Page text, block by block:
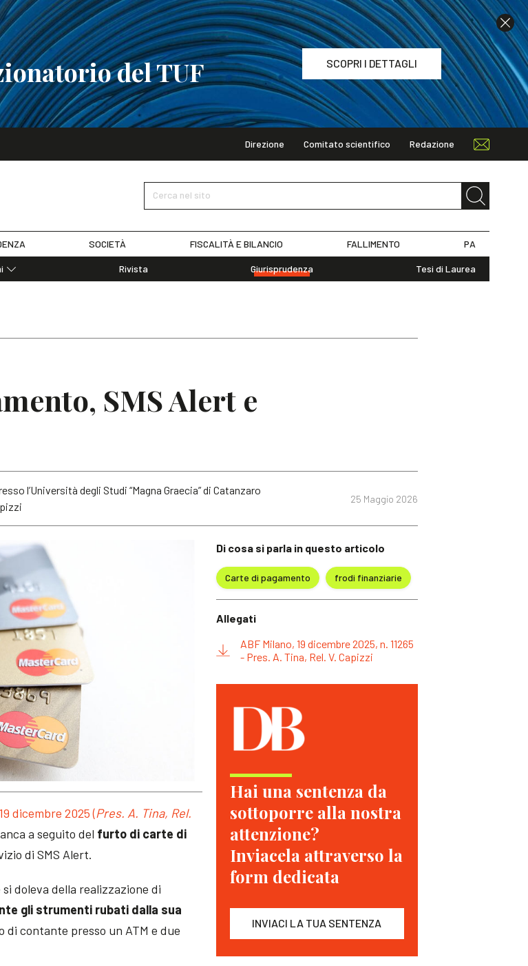
del TUF SCOPRI I DETTAGLI
Direzione Comitato scientifico Redazione
Cerca nel sito
SOCIETÀ FISCALITÀ E BILANCIO FALLIMENTO PA
Rivista Giurisprudenza Tesi di Laurea
SMS Alert e
25 Maggio 2026
l’Università degli Studi “Magna Graecia” di Catanzaro
dicembre 2025 (Pres. A. Tina, Rel.
a seguito del furto di carte di
di SMS Alert.
doleva della realizzazione di
gli strumenti rubati dalla sua
di contante presso un ATM e due
Di cosa si parla in questo articolo
Carte di pagamento frodi finanziarie
Allegati
ABF Milano, 19 dicembre 2025, n. 11265
- Pres. A. Tina, Rel. V. Capizzi
Hai una sentenza da
sottoporre alla nostra
attenzione?
Inviacela attraverso la
form dedicata
INVIACI LA TUA SENTENZA